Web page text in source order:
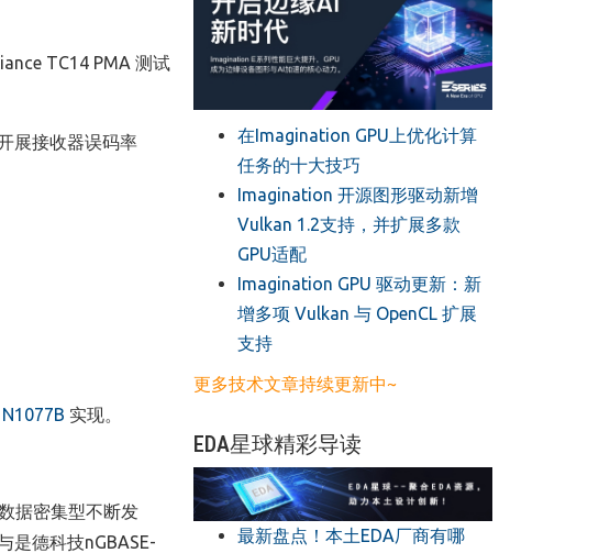
TC14 PMA 测试
展接收器误码率
N1077B 实现。
据密集型不断发
是德科技nGBASE-
在Imagination GPU上优化计算
任务的十大技巧
​Imagination 开源图形驱动新增
Vulkan 1.2支持，并扩展多款
GPU适配
​Imagination GPU 驱动更新：新
增多项 Vulkan 与 OpenCL 扩展
支持
更多技术文章持续更新中~
EDA星球精彩导读
最新盘点！本土EDA厂商有哪